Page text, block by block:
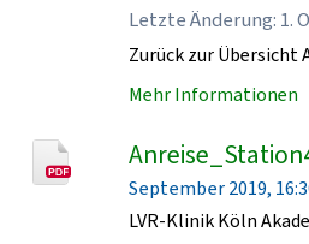
Letzte Änderung: 1.
Zurück zur Übersicht
Mehr Informationen
September 2019,
LVR-Klinik Köln